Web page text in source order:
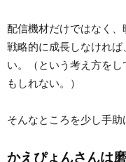
配信機材だけではなく
戦略的に成長しなけれ
い。（という考え方を
もしれない。）
そんなところを少し手助
かえぴょんさんは